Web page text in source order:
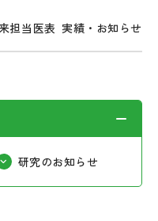
担当医表 実績・お知らせ
研究のお知らせ